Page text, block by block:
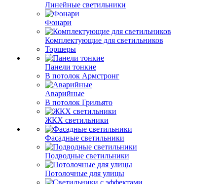
Линейные светильники
Фонари
Комплектующие для светильников
Торшеры
Панели тонкие
В потолок Армстронг
Аварийные
В потолок Грильято
ЖКХ светильники
Фасадные светильники
Подводные светильники
Потолочные для улицы